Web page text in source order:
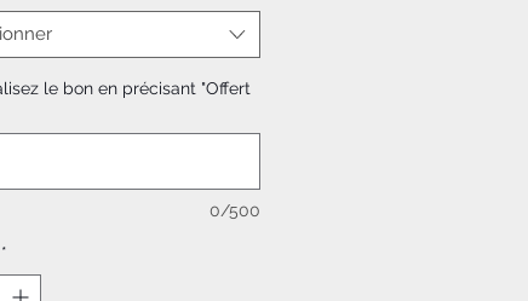
le bon en précisant "Offert
0/500
*